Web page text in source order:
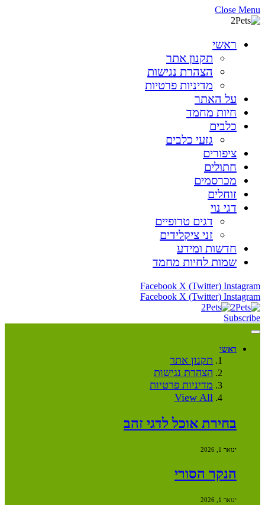
Close Menu
ראשי
תקנון אתר
הצהרת נגישות
מדיניות פרטיות
על האתר
חיות מחמד
כלבים
גזעי כלבים
ציפורים
חתולים
מכרסמים
זוחלים
דגי נוי
דגים טרופיים
זני ציקלידים
חדשות ומידע
שמות לחיות מחמד
Facebook X (Twitter) Instagram
Facebook X (Twitter) Instagram
Subscribe
ראשי
תקנון אתר
הצהרת נגישות
מדיניות פרטיות
View All
בחירת אוכל לדגי זהב
ינואר 1, 2026
הנקר הסורי
ינואר 1, 2026